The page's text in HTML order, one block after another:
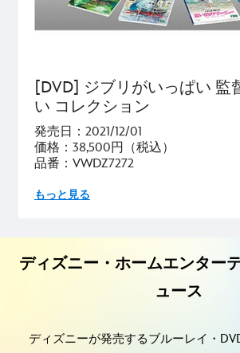
[DVD] ジブリがいっぱい 監
い コレクション
発売日：2021/12/01
価格：38,500円（税込）
品番：VWDZ7272
もっと見る
ディズニー・ホームエンター
ュース
ディズニーが発売するブルーレイ・